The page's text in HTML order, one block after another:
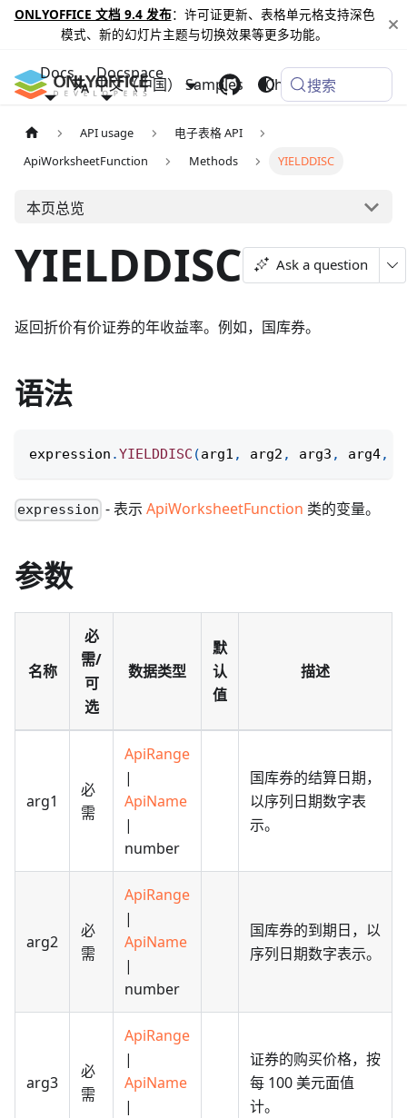
ONLYOFFICE 文档 9.4 发布：许可证更新、表格单元格支持深色
模式、新的幻灯片主题与切换效果等更多功能。
Docs Docspace
Samples Changelog
中文（中国） 搜索
API usage
电子表格 API
ApiWorksheetFunction
Methods YIELDDISC
本页总览
YIELDDISC Ask a question
返回折价有价证券的年收益率。例如，国库券。
语法
expression .YIELDDISC (arg1 , arg2 , arg3 , arg4,
expression - 表示ApiWorksheetFunction 类的变量。
参数
名称
必
需/
可
选
数据类型
默
认
值
描述
arg1
必
需
ApiRange
|
ApiName
|
number
国库券的结算日期，
以序列日期数字表
示。
arg2
必
需
ApiRange
|
ApiName
|
number
国库券的到期日，以
序列日期数字表示。
arg3
必
需
ApiRange
|
ApiName
|
证券的购买价格，按
每 100 美元面值
计。